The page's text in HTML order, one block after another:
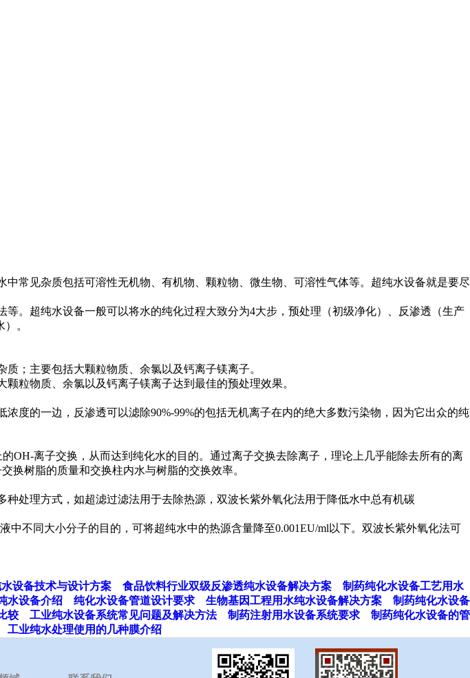
常见杂质包括可溶性无机物、有机物、颗粒物、微生物、可溶性气体等。超纯水设备就是要尽
。超纯水设备一般可以将水的纯化过程大致分为4大步，预处理（初级净化）、反渗透（生产
。
；主要包括大颗粒物质、余氯以及钙离子镁离子。
粒物质、余氯以及钙离子镁离子达到最佳的预处理效果。
度的一边，反渗透可以滤除90%-99%的包括无机离子在内的绝大多数污染物，因为它出众的纯
OH-离子交换，从而达到纯化水的目的。通过离子交换去除离子，理论上几乎能除去所有的离
换树脂的质量和交换柱内水与树脂的交换效率。
处理方式，如超滤过滤法用于去除热源，双波长紫外氧化法用于降低水中总有机碳
不同大小分子的目的，可将超纯水中的热源含量降至0.001EU/ml以下。双波长紫外氧化法可
设备技术与设计方案 食品饮料行业双级反渗透纯水设备解决方案
制药纯化水设备工艺用水
水设备介绍 纯化水设备管道设计要求 生物基因工程用水纯水设备解决方案
制药纯化水设备
较 工业纯水设备系统常见问题及解决方法 制药注射用水设备系统要求
制药纯化水设备的管
工业纯水处理使用的几种膜介绍